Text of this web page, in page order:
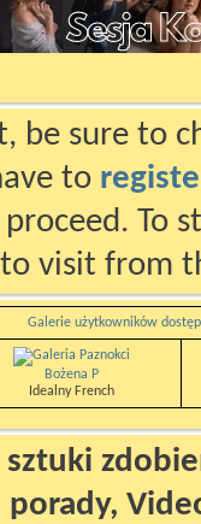
be sure to
to
To
visit from
Galerie użytkowników
Bożena P
Idealny French
porady,